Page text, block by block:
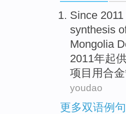
Since 2011
synthesis
Mongolia
2011年起
项目 用合金
youdao
更多双语例句